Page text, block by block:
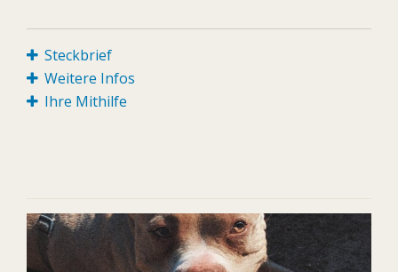
Steckbrief
Weitere Infos
Ihre Mithilfe